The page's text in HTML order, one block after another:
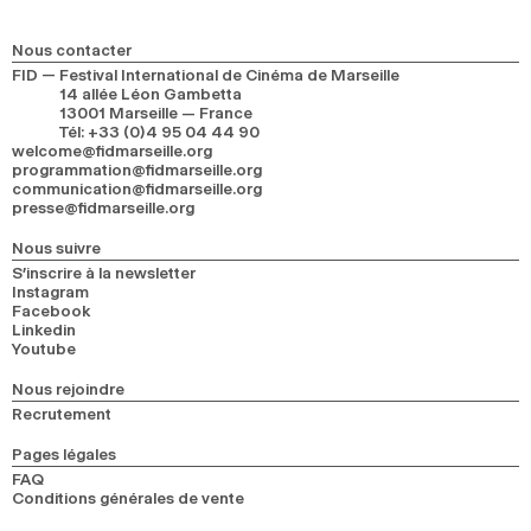
RECHERCHE
Nous contacter
FID — Festival International de Cinéma de Marseille
14 allée Léon Gambetta
13001 Marseille — France
Tél: +33 (0)4 95 04 44 90
welcome@fidmarseille.org
programmation@fidmarseille.org
communication@fidmarseille.org
presse@fidmarseille.org
Nous suivre
S’inscrire à la newsletter
Instagram
Facebook
Linkedin
Youtube
Nous rejoindre
Recrutement
Pages légales
FAQ
Conditions générales de vente